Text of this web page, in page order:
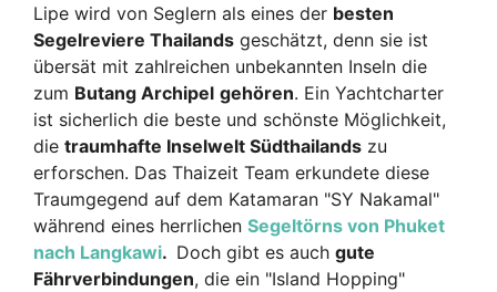
Lipe wird von Seglern als eines der besten
Segelreviere Thailands geschätzt, denn sie ist
übersät mit zahlreichen unbekannten Inseln die
zum Butang Archipel gehören. Ein Yachtcharter
ist sicherlich die beste und schönste Möglichkeit,
die traumhafte Inselwelt Südthailands zu
erforschen. Das Thaizeit Team erkundete diese
Traumgegend auf dem Katamaran "SY Nakamal"
während eines herrlichen Segeltörns von Phuket
nach Langkawi. Doch gibt es auch gute
Fährverbindungen, die ein "Island Hopping"